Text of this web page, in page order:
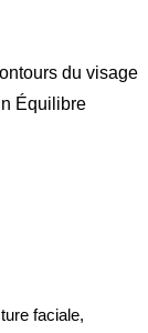
du visage
Équilibre
faciale,